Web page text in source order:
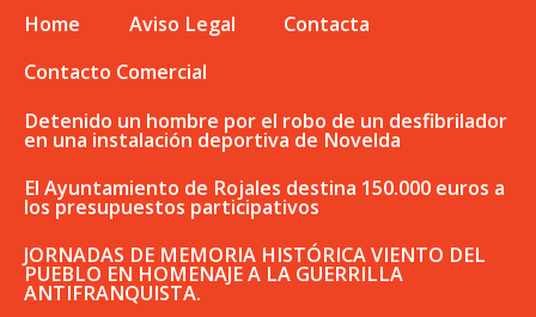
Home Aviso Legal
Contacta
Contacto Comercial
Detenido un hombre por el robo de un desfibrilador
en una instalación deportiva de Novelda
El Ayuntamiento de Rojales destina 150.000 euros a
los presupuestos participativos
JORNADAS DE MEMORIA HISTÓRICA VIENTO DEL
PUEBLO EN HOMENAJE A LA GUERRILLA
ANTIFRANQUISTA.